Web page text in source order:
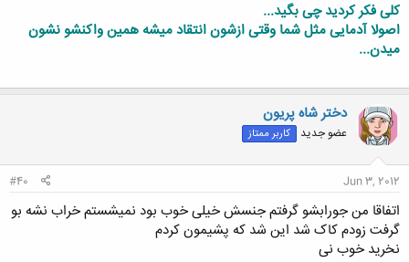
کلی فکر کردید چی بگید...
اصولا آدمایی مثل شما وقتی ازشون انتقاد میشه همین واکنشو نشون
میدن...
دختر شاه پریون
عضو جدید کاربر ممتاز
Jun 3, 2012
#40
اتفاقا من جورابشو گرفتم جنسش خیلی خوب بود نمیشستم خراب نشه بو
گرفت زودم کاک شد این شد که پشیمون کردم
نخرید خوب نی